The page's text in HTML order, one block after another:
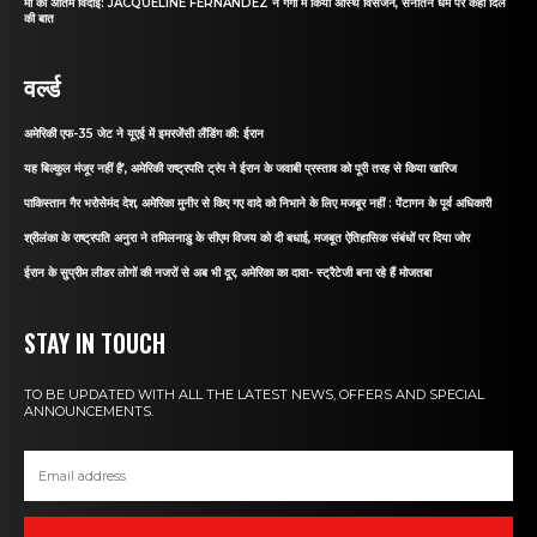
की बात
वर्ल्ड
अमेरिकी एफ-35 जेट ने यूएई में इमरजेंसी लैंडिंग की: ईरान
यह बिल्कुल मंजूर नहीं है’, अमेरिकी राष्ट्रपति ट्रंप ने ईरान के जवाबी प्रस्ताव को पूरी तरह से किया खारिज
पाकिस्तान गैर भरोसेमंद देश, अमेरिका मुनीर से किए गए वादे को निभाने के लिए मजबूर नहीं : पेंटागन के पूर्व अधिकारी
श्रीलंका के राष्ट्रपति अनुरा ने तमिलनाडु के सीएम विजय को दी बधाई, मजबूत ऐतिहासिक संबंधों पर दिया जोर
ईरान के सुप्रीम लीडर लोगों की नजरों से अब भी दूर, अमेरिका का दावा- स्ट्रैटेजी बना रहे हैं मोजतबा
STAY IN TOUCH
TO BE UPDATED WITH ALL THE LATEST NEWS, OFFERS AND SPECIAL
ANNOUNCEMENTS.